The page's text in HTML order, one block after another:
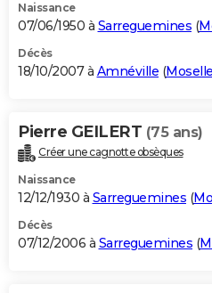
Naissance
07/06/1950 à Sarreguemines (
Décès
18/10/2007 à Amnéville (Moselle
Pierre GEILERT (75 ans)
Créer une cagnotte obsèques
Naissance
12/12/1930 à Sarreguemines (
Décès
07/12/2006 à Sarreguemines (